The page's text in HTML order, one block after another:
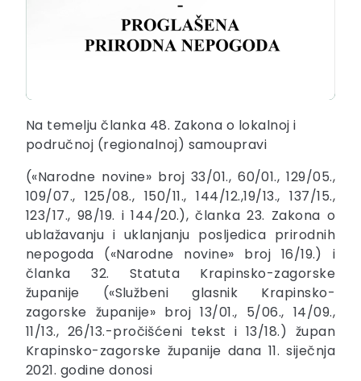
Na temelju članka 48. Zakona o lokalnoj i
područnoj (regionalnoj) samoupravi
(«Narodne novine» broj 33/01., 60/01., 129/05.,
109/07., 125/08., 150/11., 144/12.,19/13., 137/15.,
123/17., 98/19. i 144/20.), članka 23. Zakona o
ublažavanju i uklanjanju posljedica prirodnih
nepogoda («Narodne novine» broj 16/19.) i
članka 32. Statuta Krapinsko-zagorske
županije («Službeni glasnik Krapinsko-
zagorske županije» broj 13/01., 5/06., 14/09.,
11/13., 26/13.-pročišćeni tekst i 13/18.) župan
Krapinsko-zagorske županije dana 11. siječnja
2021. godine donosi